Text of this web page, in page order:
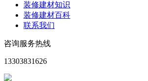
装修建材知识
装修建材百科
联系我们
咨询服务热线
13303831626